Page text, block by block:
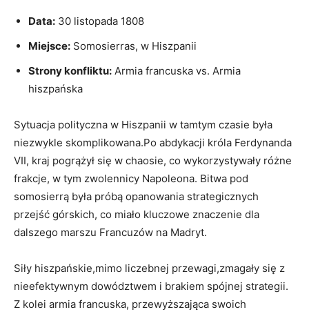
Data: 30 listopada‌ 1808
Miejsce: Somosierras, w Hiszpanii
Strony konfliktu: ​Armia francuska vs. Armia ​
hiszpańska
Sytuacja polityczna w Hiszpanii w tamtym czasie była‌
niezwykle skomplikowana.Po abdykacji ​króla ⁤Ferdynanda
VII, kraj pogrążył⁣ się​ w chaosie, co wykorzystywały różne
frakcje, w tym zwolennicy Napoleona. Bitwa pod
somosierrą była próbą opanowania strategicznych
przejść górskich, co miało kluczowe znaczenie dla
dalszego‍ marszu ​Francuzów na Madryt.
Siły hiszpańskie,mimo liczebnej przewagi,zmagały się z
nieefektywnym ⁤dowództwem i brakiem spójnej strategii.
Z ‍kolei⁤ armia francuska, przewyższająca swoich​